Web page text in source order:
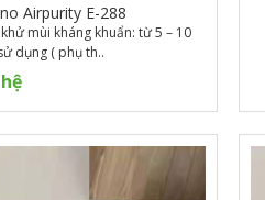
Airpurity E-288
mùi kháng khuẩn: từ 5 – 10
dụng ( phụ th..